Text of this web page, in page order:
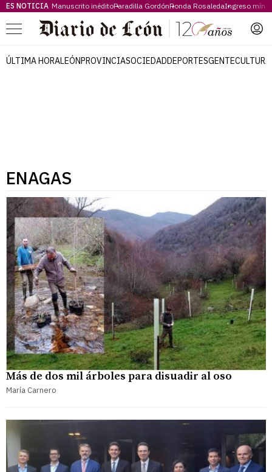
ES NOTICIA Manuscrito inéditoParadilla GordónRonda RosaledaIngreso
Menú
ÚLTIMA HORALEÓNPROVINCIASOCIEDADDEPORTESGENTECULTURA
ENAGAS
Más de dos mil árboles para disuadir al oso
María Carnero